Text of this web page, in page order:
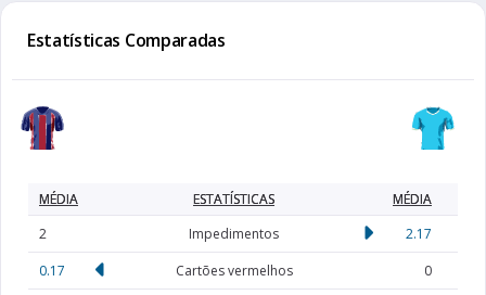
Estatísticas Comparadas
MÉDIA ESTATÍSTICAS
MÉDIA
2
Impedimentos
2.17
0.17
Cartões vermelhos
0